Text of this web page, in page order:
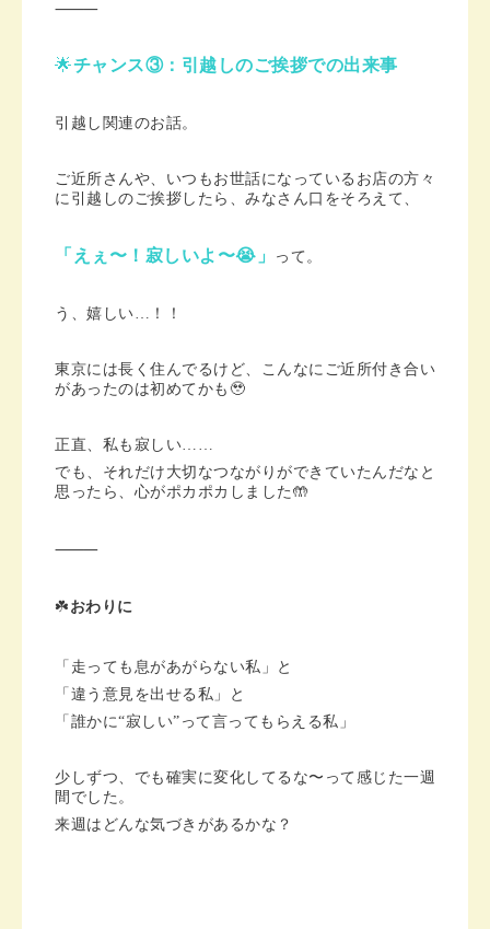
⸻
🌟チャンス③：引越しのご挨拶での出来事
引越し関連のお話。
ご近所さんや、いつもお世話になっているお店の方々
に引越しのご挨拶したら、 みなさん口をそろえて、
「えぇ〜！寂しいよ〜😭」 って。
う、嬉しい…！！
東京には長く住んでるけど、こんなにご近所付き合い
があったのは初めてかも🥹
正直、私も寂しい……
でも、それだけ大切なつながりができていたんだなと
思ったら、心がポカポカしました🤲
⸻
☘️ おわりに
「走っても息があがらない私」と
「違う意見を出せる私」と
「誰かに“寂しい”って言ってもらえる私」
少しずつ、でも確実に変化してるな〜って感じた一週
間でした。
来週はどんな気づきがあるかな？